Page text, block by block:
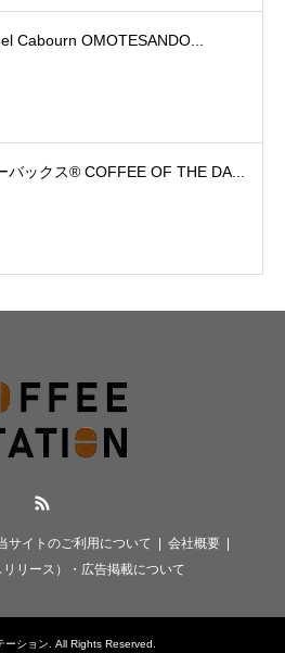
Cabourn OMOTESANDO...
バックス® COFFEE OF THE DA...
サイトのご利用について
会社概要
リース）・広告掲載について
ーション. All Rights Reserved.